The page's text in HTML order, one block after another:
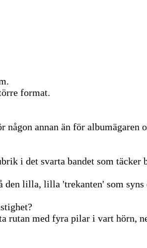
format.
annan än för albumägaren
i det svarta bandet som täcker
den lilla, lilla 'trekanten' som syns
rutan med fyra pilar i vart hörn,